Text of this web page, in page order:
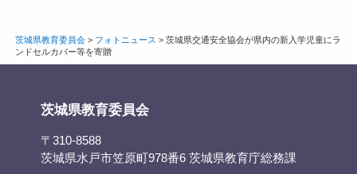
茨城県教育委員会> フォトニュース > 茨城県交通安全協会が県内の新入学児童にラ
ンドセルカバー等を寄贈
茨城県教育委員会
〒310-8588
茨城県水戸市笠原町978番6 茨城県教育庁総務課